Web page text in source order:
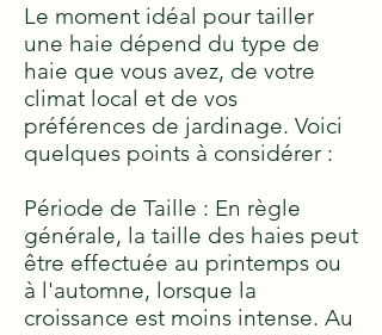
Le moment idéal pour tailler
une haie dépend du type de
haie que vous avez, de votre
climat local et de vos
préférences de jardinage. Voici
quelques points à considérer :
Période de Taille : En règle
générale, la taille des haies peut
être effectuée au printemps ou
à l'automne, lorsque la
croissance est moins intense. Au